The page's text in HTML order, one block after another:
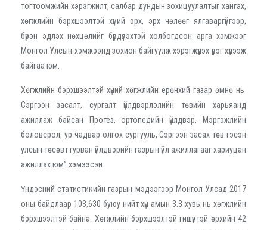
тогтоомжийн хэрэгжилт, салбар дундын зохицуулалтыг хангах,
хөгжлийн бэрхшээлтэй хүний эрх, эрх чөлөөг ялгаваргүйгээр,
бүрэн эдлэх нөхцөлийг бүрдүүлэхтэй холбогдсон арга хэмжээг
Монгол Улсын хэмжээнд зохион байгуулж хэрэгжүүлэх үүрэг хүлээж
байгаа юм.
Хөгжлийн бэрхшээлтэй хүний хөгжлийн ерөнхий газар өмнө нь
Сэргээн засалт, сургалт үйлдвэрлэлийн төвийн харьяанд
ажиллаж байсан Протез, ортопедийн үйлдвэр, Мэргэжлийн
боловсрол, ур чадвар олгох сургууль, Сэргээн засах төв гэсэн
улсын төсөвт гурван үйлдвэрийн газрын үйл ажиллагааг хариуцан
ажиллах юм” хэмээсэн.
Үндэсний статистикийн газрын мэдээгээр Монгол Улсад 2017
оны байдлаар 103,630 буюу нийт хүн амын 3.3 хувь нь хөгжлийн
бэрхшээлтэй байна. Хөгжлийн бэрхшээлтэй гишүүнтэй өрхийн 42